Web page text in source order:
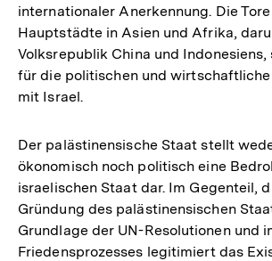
internationaler Anerkennung. Die
Hauptstädte in Asien und Afrika,
Volksrepublik China und
für die politischen und
mit Israel.
Der palästinensische Staat stellt
ökonomisch noch politisch eine
israelischen Staat dar. Im Gegenteil,
Gründung des palästinensischen
Grundlage der UN-Resolutionen und
Friedensprozesses legitimiert das